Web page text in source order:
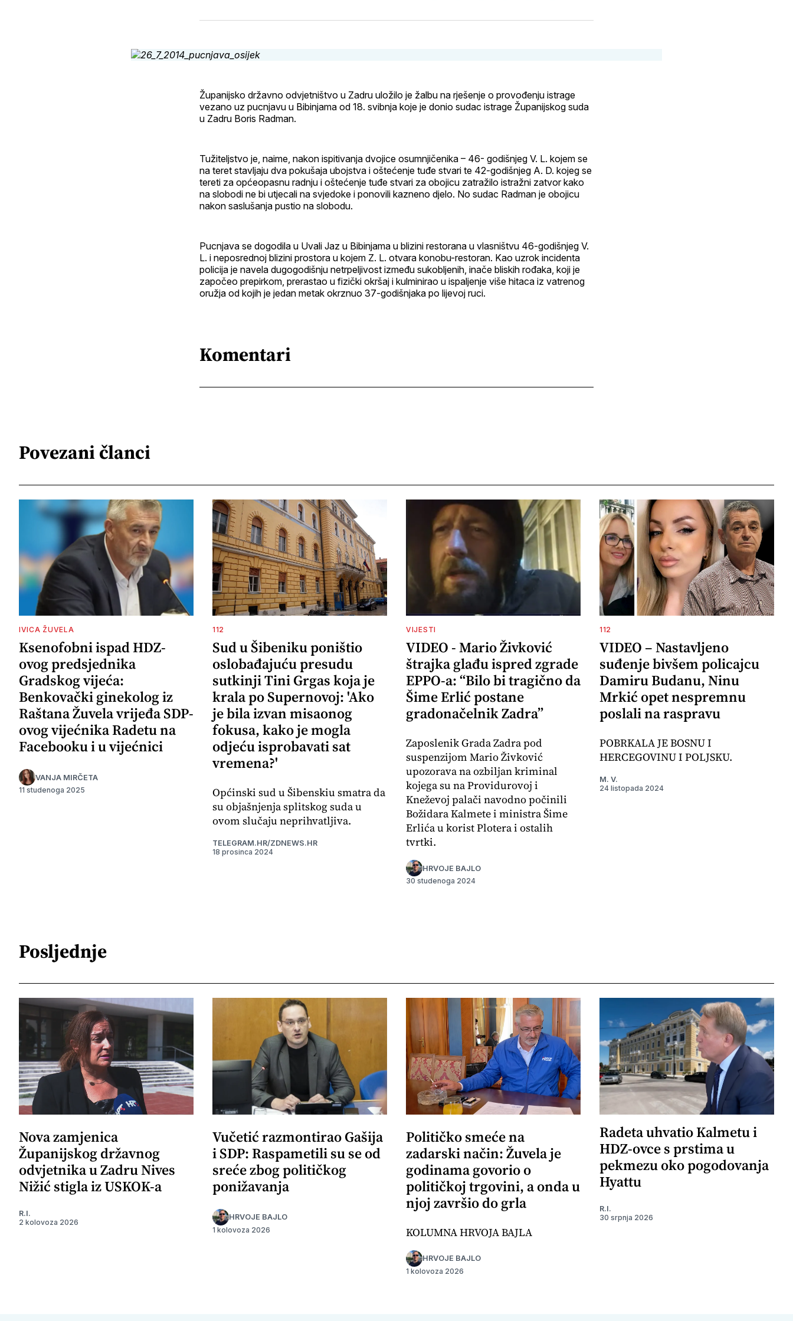
FacebookLinkedIn maila
Županijsko državno odvjetništvo u Zadru uložilo je žalbu na rješenje o provođenju istrage
vezano uz pucnjavu u Bibinjama od 18. svibnja koje je donio sudac istrage Županijskog suda
u Zadru Boris Radman.
Tužiteljstvo je, naime, nakon ispitivanja dvojice osumnjičenika – 46- godišnjeg V. L. kojem se
na teret stavljaju dva pokušaja ubojstva i oštećenje tuđe stvari te 42-godišnjeg A. D. kojeg se
tereti za općeopasnu radnju i oštećenje tuđe stvari za obojicu zatražilo istražni zatvor kako
na slobodi ne bi utjecali na svjedoke i ponovili kazneno djelo. No sudac Radman je obojicu
nakon saslušanja pustio na slobodu.
Pucnjava se dogodila u Uvali Jaz u Bibinjama u blizini restorana u vlasništvu 46-godišnjeg V.
L. i neposrednoj blizini prostora u kojem Z. L. otvara konobu-restoran. Kao uzrok incidenta
policija je navela dugogodišnju netrpeljivost između sukobljenih, inače bliskih rođaka, koji je
započeo prepirkom, prerastao u fizički okršaj i kulminirao u ispaljenje više hitaca iz vatrenog
oružja od kojih je jedan metak okrznuo 37-godišnjaka po lijevoj ruci.
Komentari
Povezani članci
IVICA ŽUVELA
Ksenofobni ispad HDZ-
ovog predsjednika
Gradskog vijeća:
Benkovački ginekolog iz
Raštana Žuvela vrijeđa SDP-
ovog vijećnika Radetu na
Facebooku i u vijećnici
VANJA MIRČETA
11 studenoga 2025
112
Sud u Šibeniku poništio
oslobađajuću presudu
sutkinji Tini Grgas koja je
krala po Supernovoj: 'Ako
je bila izvan misaonog
fokusa, kako je mogla
odjeću isprobavati sat
vremena?'
Općinski sud u Šibenskiu smatra da
su objašnjenja splitskog suda u
ovom slučaju neprihvatljiva.
TELEGRAM.HR/ZDNEWS.HR
18 prosinca 2024
VIJESTI
VIDEO - Mario Živković
štrajka glađu ispred zgrade
EPPO-a: “Bilo bi tragično da
Šime Erlić postane
gradonačelnik Zadra”
Zaposlenik Grada Zadra pod
suspenzijom Mario Živković
upozorava na ozbiljan kriminal
kojega su na Providurovoj i
Kneževoj palači navodno počinili
Božidara Kalmete i ministra Šime
Erlića u korist Plotera i ostalih
tvrtki.
HRVOJE BAJLO
30 studenoga 2024
112
VIDEO – Nastavljeno
suđenje bivšem policajcu
Damiru Budanu, Ninu
Mrkić opet nespremnu
poslali na raspravu
POBRKALA JE BOSNU I
HERCEGOVINU I POLJSKU.
M. V.
24 listopada 2024
Posljednje
Nova zamjenica
Županijskog državnog
odvjetnika u Zadru Nives
Nižić stigla iz USKOK-a
R.I.
2 kolovoza 2026
Vučetić razmontirao Gašija
i SDP: Raspametili su se od
sreće zbog političkog
ponižavanja
HRVOJE BAJLO
1 kolovoza 2026
Političko smeće na
zadarski način: Žuvela je
godinama govorio o
političkoj trgovini, a onda u
njoj završio do grla
KOLUMNA HRVOJA BAJLA
HRVOJE BAJLO
1 kolovoza 2026
Radeta uhvatio Kalmetu i
HDZ-ovce s prstima u
pekmezu oko pogodovanja
Hyattu
R.I.
30 srpnja 2026